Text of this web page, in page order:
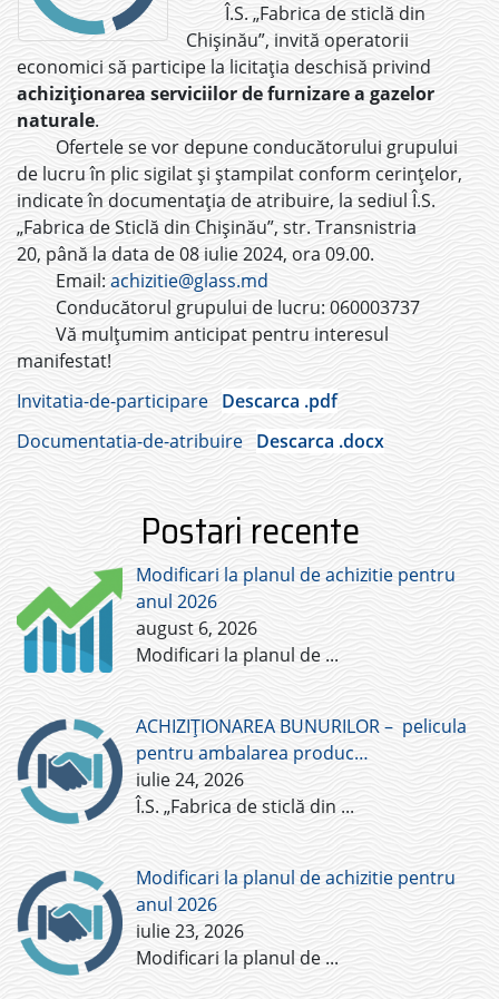
Î.S. „Fabrica de sticlă din
Chișinău”, invită operatorii
economici să participe la licitația deschisă privind
achiziționarea serviciilor de furnizare a gazelor
naturale.
Ofertele se vor depune conducătorului grupului
de lucru în plic sigilat și ștampilat conform cerințelor,
indicate în documentația de atribuire, la sediul Î.S.
„Fabrica de Sticlă din Chișinău”, str. Transnistria
20, până la data de 08 iulie 2024, ora 09.00.
Email:achizitie@glass.md
Conducătorul grupului de lucru: 060003737
Vă mulțumim anticipat pentru interesul
manifestat!
Invitatia-de-participare Descarca .pdf
Documentatia-de-atribuire Descarca .docx
Postari recente
Modificari la planul de achizitie pentru
anul 2026
august 6, 2026
Modificari la planul de ...
ACHIZIȚIONAREA BUNURILOR – pelicula
pentru ambalarea produc…
iulie 24, 2026
Î.S. „Fabrica de sticlă din ...
Modificari la planul de achizitie pentru
anul 2026
iulie 23, 2026
Modificari la planul de ...